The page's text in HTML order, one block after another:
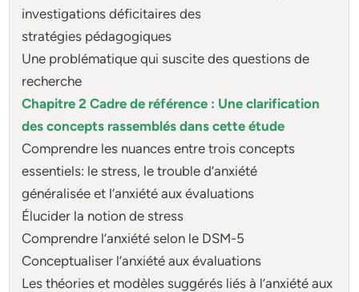
investigations déficitaires des
stratégies pédagogiques
Une problématique qui suscite des questions de
recherche
Chapitre 2 Cadre de référence : Une clarification
des concepts rassemblés dans cette étude
Comprendre les nuances entre trois concepts
essentiels: le stress, le trouble d’anxiété
généralisée et l’anxiété aux évaluations
Élucider la notion de stress
Comprendre l’anxiété selon le DSM-5
Conceptualiser l’anxiété aux évaluations
Les théories et modèles suggérés liés à l’anxiété aux